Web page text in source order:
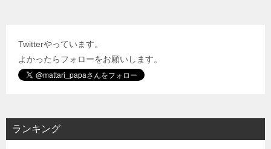
Twitterやっています。
よかったらフォローをお願いします。
ランキング